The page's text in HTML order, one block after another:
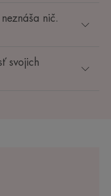
nič.
svojich